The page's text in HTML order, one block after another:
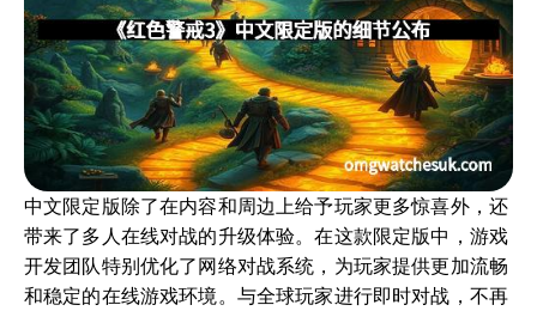
中文限定版除了在内容和周边上给予玩家更多惊喜外，还
带来了多人在线对战的升级体验。在这款限定版中，游戏
开发团队特别优化了网络对战系统，为玩家提供更加流畅
和稳定的在线游戏环境。与全球玩家进行即时对战，不再